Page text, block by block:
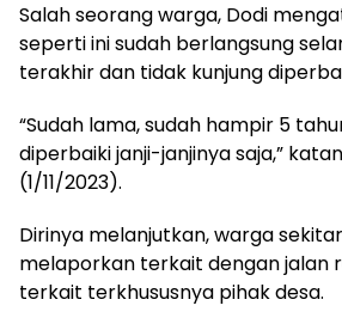
Salah seorang warga, Dodi
seperti ini sudah berlangsung
terakhir dan tidak kunjung
“Sudah lama, sudah hampir 5
diperbaiki janji-janjinya saja,”
(1/11/2023).
Dirinya melanjutkan, warga
melaporkan terkait dengan jalan
terkait terkhususnya pihak desa.